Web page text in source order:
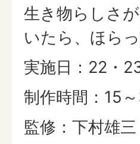
生き物らしさ
いたら、ほらっ
実施日：22・
制作時間：15
監修：下村雄三